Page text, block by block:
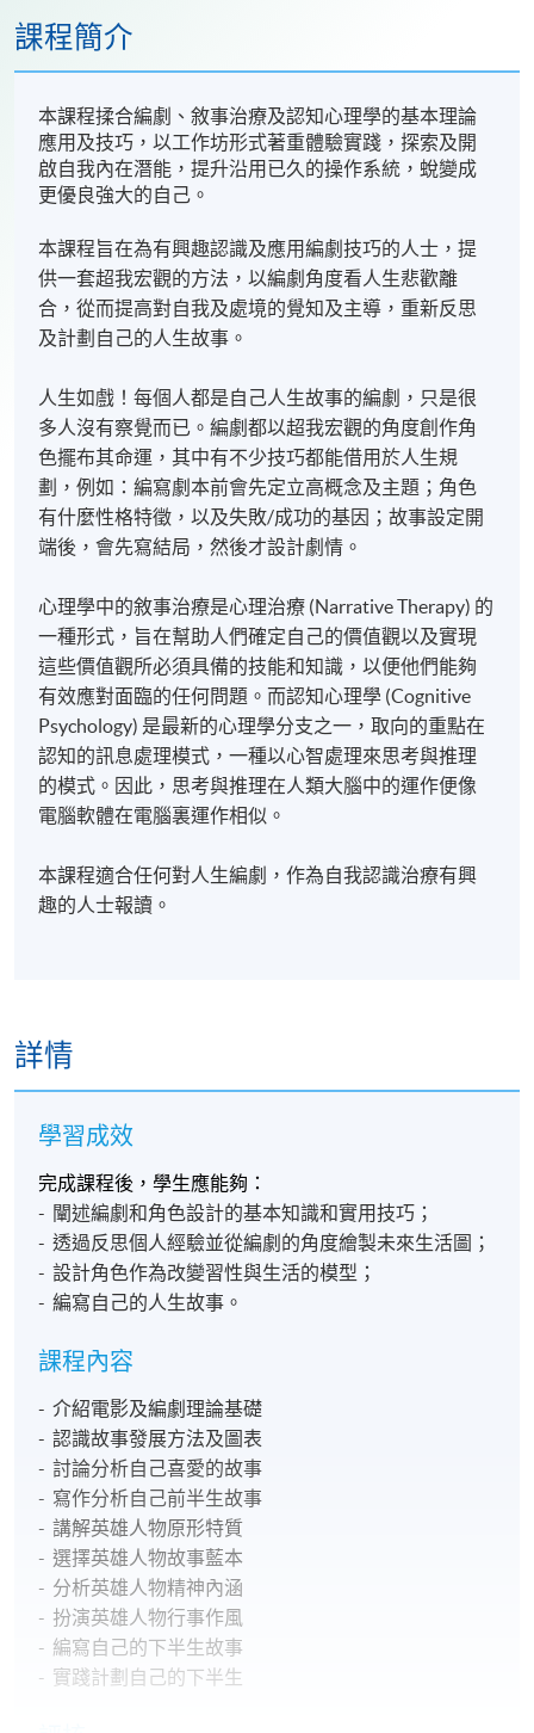
課程簡介
本課程揉合編劇、敘事治療及認知心理學的基本理論
應用及技巧，以工作坊形式著重體驗實踐，探索及開
啟自我內在潛能，提升沿用已久的操作系統，蛻變成
更優良強大的自己。
本課程旨在為有興趣認識及應用編劇技巧的人士，提
供一套超我宏觀的方法，以編劇角度看人生悲歡離
合，從而提高對自我及處境的覺知及主導，重新反思
及計劃自己的人生故事。
人生如戲！每個人都是自己人生故事的編劇，只是很
多人沒有察覺而已。編劇都以超我宏觀的角度創作角
色擺布其命運，其中有不少技巧都能借用於人生規
劃，例如：編寫劇本前會先定立高概念及主題；角色
有什麼性格特徵，以及失敗/成功的基因；故事設定開
端後，會先寫結局，然後才設計劇情。
心理學中的敘事治療是心理治療 (Narrative Therapy) 的
一種形式，旨在幫助人們確定自己的價值觀以及實現
這些價值觀所必須具備的技能和知識，以便他們能夠
有效應對面臨的任何問題。而認知心理學 (Cognitive
Psychology) 是最新的心理學分支之一，取向的重點在
認知的訊息處理模式，一種以心智處理來思考與推理
的模式。因此，思考與推理在人類大腦中的運作便像
電腦軟體在電腦裏運作相似。
本課程適合任何對人生編劇，作為自我認識治療有興
趣的人士報讀。
詳情
學習成效
完成課程後，學生應能夠：
- 闡述編劇和角色設計的基本知識和實用技巧；
- 透過反思個人經驗並從編劇的角度繪製未來生活圖；
- 設計角色作為改變習性與生活的模型；​
- 編寫自己的人生故事。
課程內容
- 介紹電影及編劇理論基礎
- 認識故事發展方法及圖表
- 討論分析自己喜愛的故事
- 寫作分析自己前半生故事
- 講解英雄人物原形特質
- 選擇英雄人物故事藍本
- 分析英雄人物精神內涵
- 扮演英雄人物行事作風
- 編寫自己的下半生故事
- 實踐計劃自己的下半生